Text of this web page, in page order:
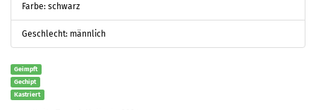
Farbe: schwarz
Geschlecht: männlich
Geimpft
Gechipt
Kastriert